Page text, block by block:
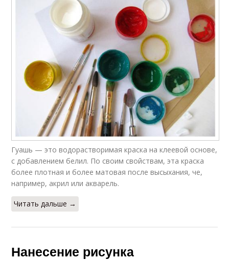
Гуашь — это водорастворимая краска на клеевой основе,
с добавлением белил. По своим свойствам, эта краска
более плотная и более матовая после высыхания, че,
например, акрил или акварель.
Читать дальше →
Нанесение рисунка